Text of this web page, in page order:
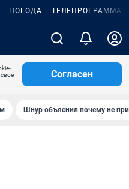
ПОГОДА ТЕЛЕПРОГРАММА
Согласен
Шнур объяснил почему не